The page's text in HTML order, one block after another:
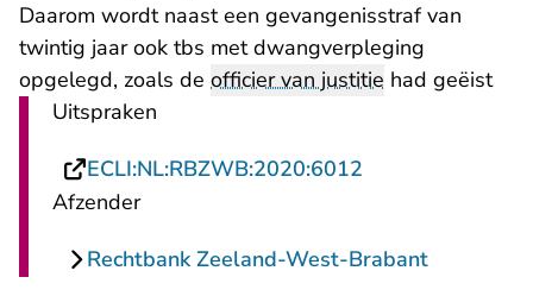
Daarom wordt naast een gevangenisstraf van
twintig jaar ook tbs met dwangverpleging
opgelegd, zoals de officier van justitie had geëist
Uitspraken
ECLI:NL:RBZWB:2020:6012
Afzender
Rechtbank Zeeland-West-Brabant